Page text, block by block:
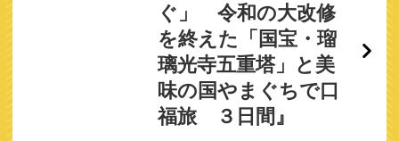
ぐ」 令和の大改修
を終えた「国宝・瑠
璃光寺五重塔」と美
味の国やまぐちで口
福旅 ３日間』